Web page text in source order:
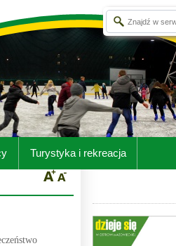
Turystyka i rekreacja